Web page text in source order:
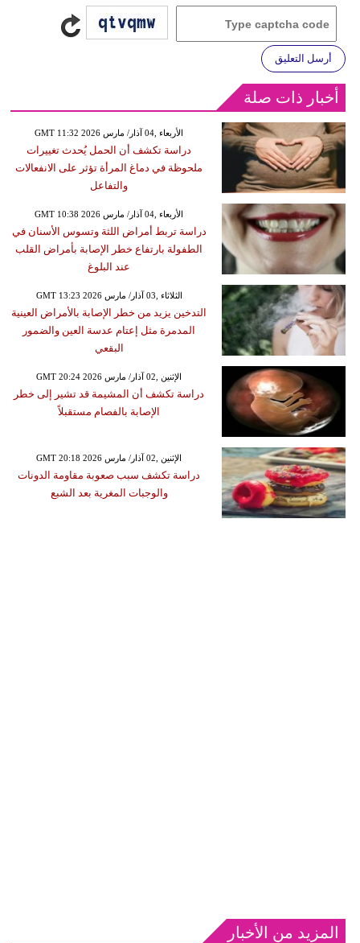
أرسل التعليق
أخبار ذات صلة
GMT 11:32 2026 الأربعاء ,04 آذار/ مارس
دراسة تكشف أن الحمل يُحدث تغييرات
ملحوظة في دماغ المرأة تؤثر على الانفعالات
والتفاعل
GMT 10:38 2026 الأربعاء ,04 آذار/ مارس
دراسة تربط أمراض اللثة وتسوس الأسنان في
الطفولة بارتفاع خطر الإصابة بأمراض القلب
عند البلوغ
GMT 13:23 2026 الثلاثاء ,03 آذار/ مارس
التدخين يزيد من خطر الإصابة بالأمراض العينية
المدمرة مثل إعتام عدسة العين والضمور
البقعي
GMT 20:24 2026 الإثنين ,02 آذار/ مارس
دراسة تكشف أن المشيمة قد تشير إلى خطر
الإصابة بالفصام مستقبلاً
GMT 20:18 2026 الإثنين ,02 آذار/ مارس
دراسة تكشف سبب صعوبة مقاومة الدونات
والوجبات المغرية بعد الشبع
المزيد من الأخبار